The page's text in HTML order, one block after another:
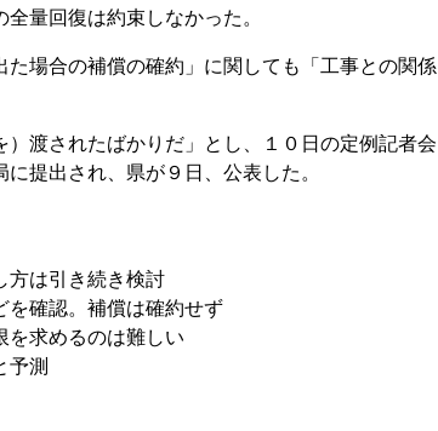
量回復は約束しなかった。
場合の補償の確約」に関しても「工事との関係
渡されたばかりだ」とし、１０日の定例記者会
提出され、県が９日、公表した。
は引き続き検討
確認。補償は確約せず
求めるのは難しい
予測